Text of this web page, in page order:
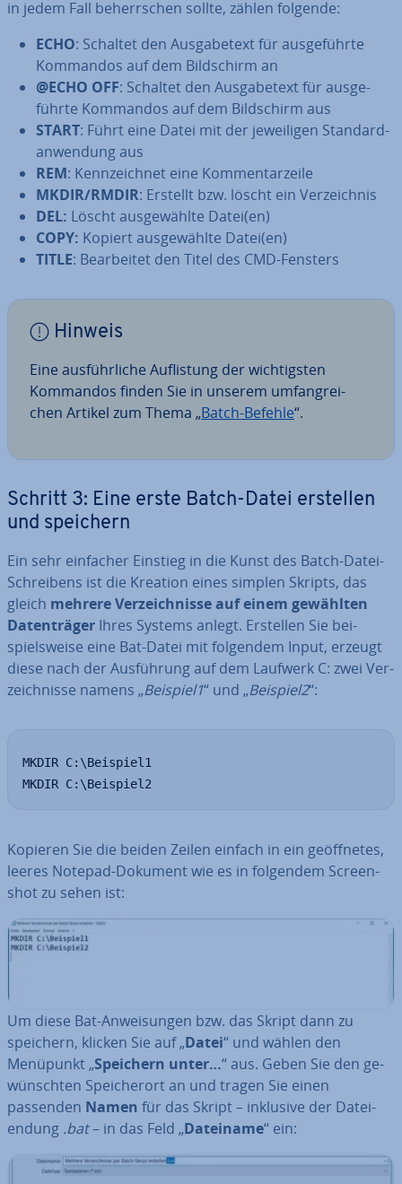
in jedem Fall be­herr­schen sollte, zählen folgende:
ECHO: Schaltet den Aus­ga­be­text für aus­ge­führ­te
Kommandos auf dem Bild­schirm an
@ECHO OFF: Schaltet den Aus­ga­be­text für aus­ge­
führ­te Kommandos auf dem Bild­schirm aus
START: Führt eine Datei mit der je­wei­li­gen Stan­dard­
an­wen­dung aus
REM: Kenn­zeich­net eine Kom­men­tar­zei­le
MKDIR/RMDIR: Erstellt bzw. löscht ein Ver­zeich­nis
DEL: Löscht aus­ge­wähl­te Datei(en)
COPY: Kopiert aus­ge­wähl­te Datei(en)
TITLE: Be­ar­bei­tet den Titel des CMD-Fensters
Hinweis
Eine aus­führ­li­che Auf­lis­tung der wich­tigs­ten
Kommandos finden Sie in unserem um­fang­rei­
chen Artikel zum Thema „Batch-Befehle“.
Schritt 3: Eine erste Batch-Datei erstellen
und speichern
Ein sehr einfacher Einstieg in die Kunst des Batch-Datei-
Schrei­bens ist die Kreation eines simplen Skripts, das
gleich mehrere Ver­zeich­nis­se auf einem gewählten
Da­ten­trä­ger Ihres Systems anlegt. Erstellen Sie bei­
spiels­wei­se eine Bat-Datei mit folgendem Input, erzeugt
diese nach der Aus­füh­rung auf dem Laufwerk C: zwei Ver­
zeich­nis­se namens „Beispiel1“ und „Beispiel2“:
MKDIR C:\Beispiel1
MKDIR C:\Beispiel2
Kopieren Sie die beiden Zeilen einfach in ein ge­öff­ne­tes,
leeres Notepad-Dokument wie es in folgendem Screen­
shot zu sehen ist:
Um diese Bat-An­wei­sun­gen bzw. das Skript dann zu
speichern, klicken Sie auf „Datei“ und wählen den
Menüpunkt „Speichern unter…“ aus. Geben Sie den ge­
wünsch­ten Spei­cher­ort an und tragen Sie einen
passenden Namen für das Skript – inklusive der Da­tei­
endung .bat– in das Feld „Dateiname“ ein: